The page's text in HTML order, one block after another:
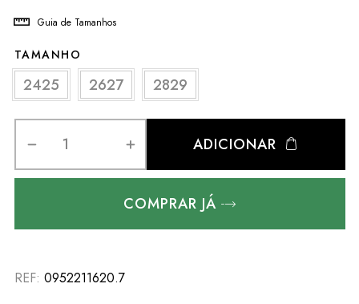
Guia de Tamanhos
TAMANHO
2425 2627 2829
ADICIONAR
COMPRAR JÁ
REF: 0952211620.7